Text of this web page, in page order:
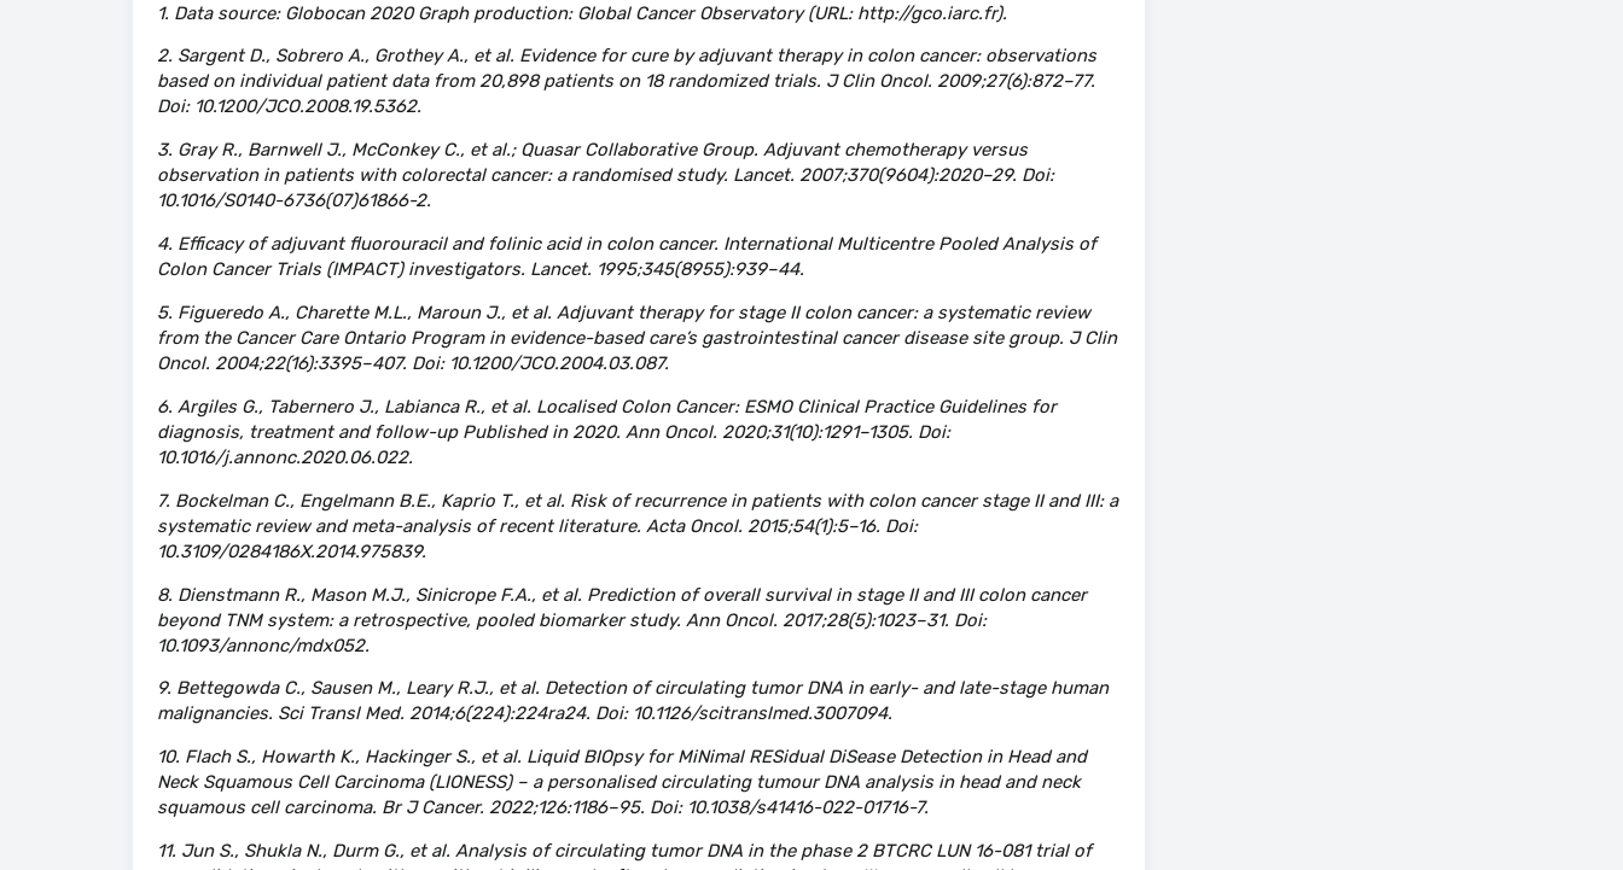
1. Data source: Globocan 2020 Graph production: Global Cancer Observatory (URL: http://gco.iarc.fr).
2. Sargent D., Sobrero A., Grothey A., et al. Evidence for cure by adjuvant therapy in colon cancer: observations
based on individual patient data from 20,898 patients on 18 randomized trials. J Clin Oncol. 2009;27(6):872–77.
Doi: 10.1200/JCO.2008.19.5362.
3. Gray R., Barnwell J., McConkey C., et al.; Quasar Collaborative Group. Adjuvant chemotherapy versus
observation in patients with colorectal cancer: a randomised study. Lancet. 2007;370(9604):2020–29. Doi:
10.1016/S0140-6736(07)61866-2.
4. Efficacy of adjuvant fluorouracil and folinic acid in colon cancer. International Multicentre Pooled Analysis of
Colon Cancer Trials (IMPACT) investigators. Lancet. 1995;345(8955):939–44.
5. Figueredo A., Charette M.L., Maroun J., et al. Adjuvant therapy for stage II colon cancer: a systematic review
from the Cancer Care Ontario Program in evidence-based care’s gastrointestinal cancer disease site group. J Clin
Oncol. 2004;22(16):3395–407. Doi: 10.1200/JCO.2004.03.087.
6. Argiles G., Tabernero J., Labianca R., et al. Localised Colon Cancer: ESMO Clinical Practice Guidelines for
diagnosis, treatment and follow-up Published in 2020. Ann Oncol. 2020;31(10):1291–1305. Doi:
10.1016/j.annonc.2020.06.022.
7. Bockelman C., Engelmann B.E., Kaprio T., et al. Risk of recurrence in patients with colon cancer stage II and III: a
systematic review and meta-analysis of recent literature. Acta Oncol. 2015;54(1):5–16. Doi:
10.3109/0284186X.2014.975839.
8. Dienstmann R., Mason M.J., Sinicrope F.A., et al. Prediction of overall survival in stage II and III colon cancer
beyond TNM system: a retrospective, pooled biomarker study. Ann Oncol. 2017;28(5):1023–31. Doi:
10.1093/annonc/mdx052.
9. Bettegowda C., Sausen M., Leary R.J., et al. Detection of circulating tumor DNA in early- and late-stage human
malignancies. Sci Transl Med. 2014;6(224):224ra24. Doi: 10.1126/scitranslmed.3007094.
10. Flach S., Howarth K., Hackinger S., et al. Liquid BIOpsy for MiNimal RESidual DiSease Detection in Head and
Neck Squamous Cell Carcinoma (LIONESS) – a personalised circulating tumour DNA analysis in head and neck
squamous cell carcinoma. Br J Cancer. 2022;126:1186–95. Doi: 10.1038/s41416-022-01716-7.
11. Jun S., Shukla N., Durm G., et al. Analysis of circulating tumor DNA in the phase 2 BTCRC LUN 16-081 trial of